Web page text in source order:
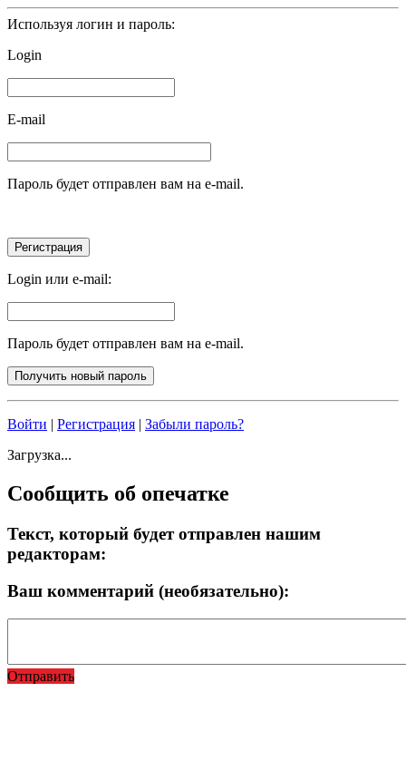
Используя логин и пароль:
Login
E-mail
Пароль будет отправлен вам на e-mail.
Login или e-mail:
Пароль будет отправлен вам на e-mail.
Войти | Регистрация | Забыли пароль?
Загрузка...
Сообщить об опечатке
Текст, который будет отправлен нашим
редакторам:
Ваш комментарий (необязательно):
Отправить